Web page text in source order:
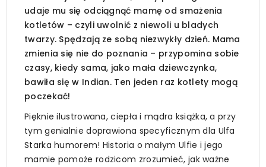
udaje mu się odciągnąć mamę od smażenia
kotletów – czyli uwolnić z niewoli u bladych
twarzy. Spędzają ze sobą niezwykły dzień. Mama
zmienia się nie do poznania – przypomina sobie
czasy, kiedy sama, jako mała dziewczynka,
bawiła się w Indian. Ten jeden raz kotlety mogą
poczekać!
Pięknie ilustrowana, ciepła i mądra książka, a przy
tym genialnie doprawiona specyficznym dla Ulfa
Starka humorem! Historia o małym Ulfie i jego
mamie pomoże rodzicom zrozumieć, jak ważne